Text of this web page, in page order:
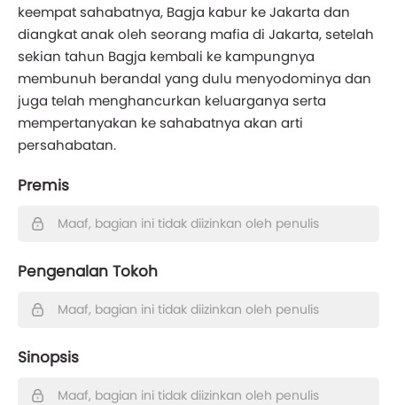
keempat sahabatnya, Bagja kabur ke Jakarta dan
diangkat anak oleh seorang mafia di Jakarta, setelah
sekian tahun Bagja kembali ke kampungnya
membunuh berandal yang dulu menyodominya dan
juga telah menghancurkan keluarganya serta
mempertanyakan ke sahabatnya akan arti
persahabatan.
Premis
Maaf, bagian ini tidak diizinkan oleh penulis
Pengenalan Tokoh
Maaf, bagian ini tidak diizinkan oleh penulis
Sinopsis
Maaf, bagian ini tidak diizinkan oleh penulis